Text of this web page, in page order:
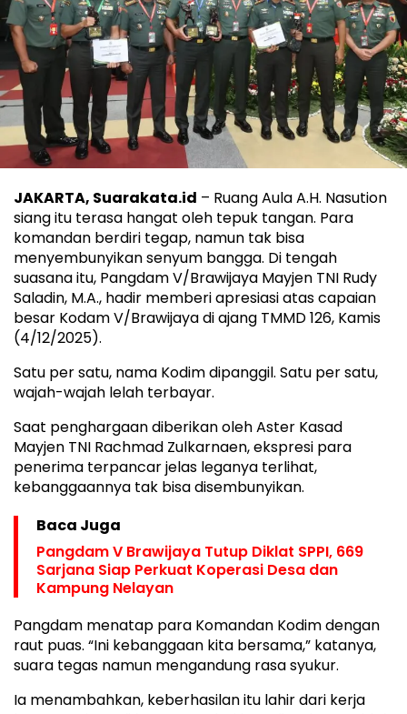
JAKARTA, Suarakata.id – Ruang Aula A.H. Nasution
siang itu terasa hangat oleh tepuk tangan. Para
komandan berdiri tegap, namun tak bisa
menyembunyikan senyum bangga. Di tengah
suasana itu, Pangdam V/Brawijaya Mayjen TNI Rudy
Saladin, M.A., hadir memberi apresiasi atas capaian
besar Kodam V/Brawijaya di ajang TMMD 126, Kamis
(4/12/2025).
Satu per satu, nama Kodim dipanggil. Satu per satu,
wajah-wajah lelah terbayar.
Saat penghargaan diberikan oleh Aster Kasad
Mayjen TNI Rachmad Zulkarnaen, ekspresi para
penerima terpancar jelas leganya terlihat,
kebanggaannya tak bisa disembunyikan.
Baca Juga
Pangdam V Brawijaya Tutup Diklat SPPI, 669
Sarjana Siap Perkuat Koperasi Desa dan
Kampung Nelayan
Pangdam menatap para Komandan Kodim dengan
raut puas. “Ini kebanggaan kita bersama,” katanya,
suara tegas namun mengandung rasa syukur.
Ia menambahkan, keberhasilan itu lahir dari kerja